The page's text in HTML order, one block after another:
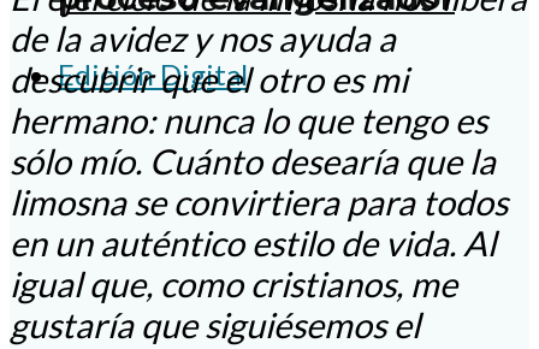
Edición Digital
de la avidez y nos ayuda a
descubrir que el otro es mi
hermano: nunca lo que tengo es
sólo mío. Cuánto desearía que la
limosna se convirtiera para todos
en un auténtico estilo de vida. Al
igual que, como cristianos, me
gustaría que siguiésemos el